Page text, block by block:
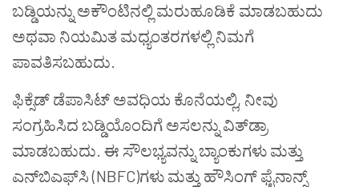
ಬಡ್ಡಿಯನ್ನು ಅಕೌಂಟಿನಲ್ಲಿ ಮರುಹೂಡಿಕೆ ಮಾಡಬಹುದು
ಅಥವಾ ನಿಯಮಿತ ಮಧ್ಯಂತರಗಳಲ್ಲಿ ನಿಮಗೆ
ಪಾವತಿಸಬಹುದು.
ಫಿಕ್ಸೆಡ್ ಡೆಪಾಸಿಟ್ ಅವಧಿಯ ಕೊನೆಯಲ್ಲಿ, ನೀವು
ಸಂಗ್ರಹಿಸಿದ ಬಡ್ಡಿಯೊಂದಿಗೆ ಅಸಲನ್ನು ವಿತ್‌ಡ್ರಾ
ಮಾಡಬಹುದು. ಈ ಸೌಲಭ್ಯವನ್ನು ಬ್ಯಾಂಕುಗಳು ಮತ್ತು
ಎನ್‌ಬಿಎಫ್‌ಸಿ (NBFC)ಗಳು ಮತ್ತು ಹೌಸಿಂಗ್ ಫೈನಾನ್ಸ್